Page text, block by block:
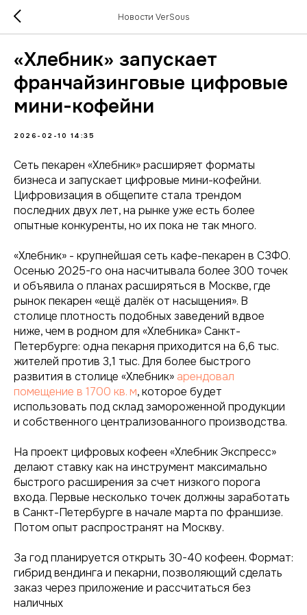
Новости VerSous
«Хлебник» запускает
франчайзинговые цифровые
мини-кофейни
2026-02-10 14:35
Сеть пекарен «Хлебник» расширяет форматы
бизнеса и запускает цифровые мини-кофейни.
Цифровизация в общепите стала трендом
последних двух лет, на рынке уже есть более
опытные конкуренты, но их пока не так много.
«Хлебник» - крупнейшая сеть кафе-пекарен в СЗФО.
Осенью 2025-го она насчитывала более 300 точек
и объявила о планах расширяться в Москве, где
рынок пекарен «ещё далёк от насыщения». В
столице плотность подобных заведений вдвое
ниже, чем в родном для «Хлебника» Санкт-
Петербурге: одна пекарня приходится на 6,6 тыс.
жителей против 3,1 тыс. Для более быстрого
развития в столице «Хлебник» арендовал
помещение в 1700 кв. м, которое будет
использовать под склад замороженной продукции
и собственного централизованного производства.
На проект цифровых кофеен «Хлебник Экспресс»
делают ставку как на инструмент максимально
быстрого расширения за счет низкого порога
входа. Первые несколько точек должны заработать
в Санкт-Петербурге в начале марта по франшизе.
Потом опыт распространят на Москву.
За год планируется открыть 30-40 кофеен. Формат:
гибрид вендинга и пекарни, позволяющий сделать
заказ через приложение и рассчитаться без
наличных